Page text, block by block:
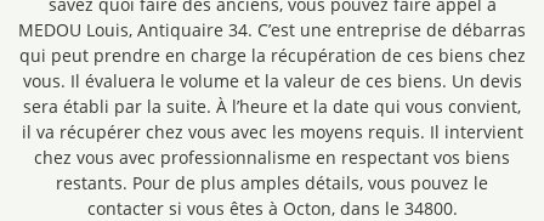
MEDOU Louis, Antiquaire 34. C’est une entreprise de débarras
qui peut prendre en charge la récupération de ces biens chez
vous. Il évaluera le volume et la valeur de ces biens. Un devis
sera établi par la suite. À l’heure et la date qui vous convient,
il va récupérer chez vous avec les moyens requis. Il intervient
chez vous avec professionnalisme en respectant vos biens
restants. Pour de plus amples détails, vous pouvez le
contacter si vous êtes à Octon, dans le 34800.